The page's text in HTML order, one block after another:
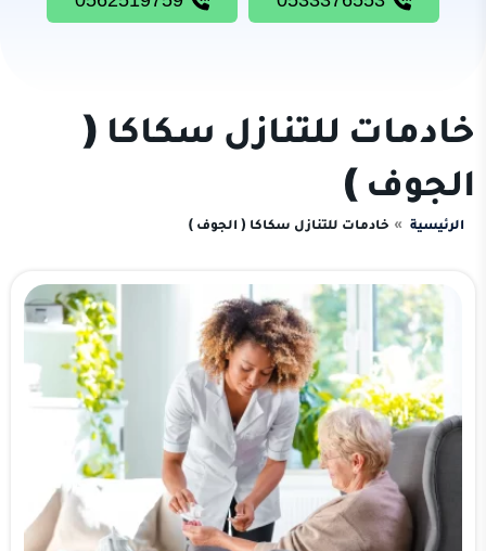
خادمات للتنازل سكاكا (
الجوف )
الرئيسية خادمات للتنازل سكاكا ( الجوف )